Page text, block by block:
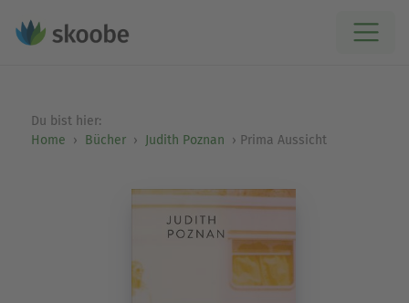
Du bist hier:
Home
Bücher Judith Poznan Prima Aussicht